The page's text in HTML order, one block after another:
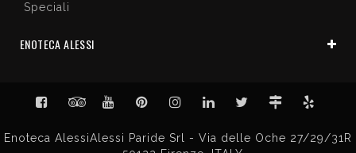
Speciali
ENOTECA ALESSI
Enoteca AlessiAlessi Paride Srl - Via delle Oche 27/29/31R